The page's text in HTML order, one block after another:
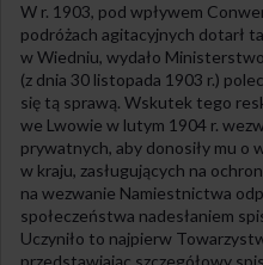
W r. 1903, pod wpływem
podróżach agitacyjnych dotarł
w Wiedniu, wydało
(z dnia 30 listopada 1903 r.)
się tą sprawą. Wskutek tego
we Lwowie w lutym 1904 r.
prywatnych, aby donosiły mu o
w kraju, zasługujących na
na wezwanie Namiestnictwa
społeczeństwa nadesłaniem
Uczyniło to najpierw